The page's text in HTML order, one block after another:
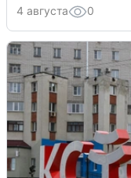
4 августа 0